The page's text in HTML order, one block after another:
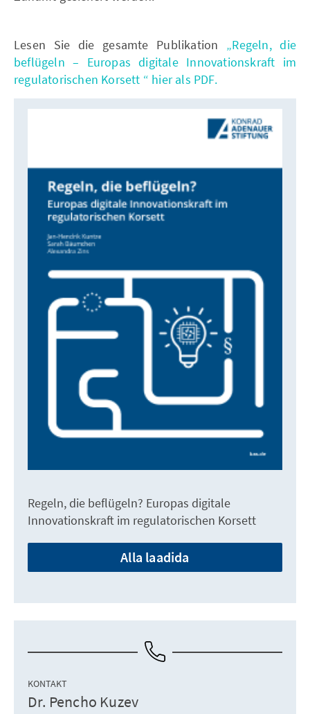
Lesen Sie die gesamte Publikation „Regeln, die
beflügeln – Europas digitale Innovationskraft im
regulatorischen Korsett “ hier als PDF.
Regeln, die beflügeln? Europas digitale
Innovationskraft im regulatorischen Korsett
Alla laadida
KONTAKT
Dr. Pencho Kuzev